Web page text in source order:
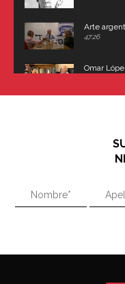
Arte
47:26
Omar
"En
"En
Napoleón